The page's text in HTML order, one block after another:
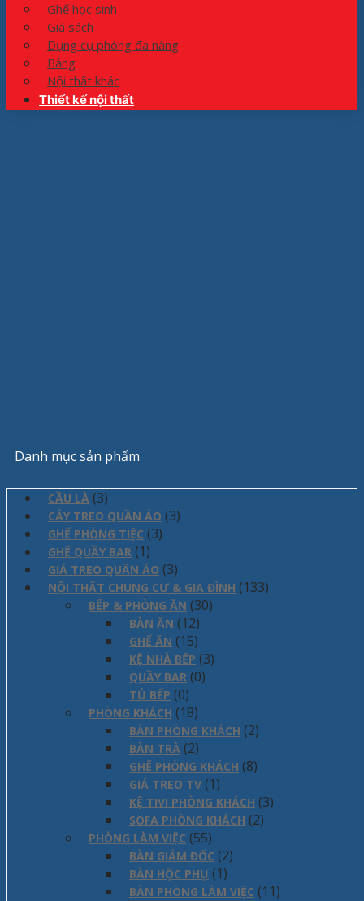
Ghế học sinh
Giá sách
Dụng cụ phòng đa năng
Bảng
Nội thất khác
Thiết kế nội thất
Danh mục sản phẩm
CẦU LÀ (3)
CÂY TREO QUẦN ÁO (3)
GHẾ PHÒNG TIỆC (3)
GHẾ QUẦY BAR (1)
GIÁ TREO QUẦN ÁO (3)
NỘI THẤT CHUNG CƯ & GIA ĐÌNH (133)
BẾP & PHÒNG ĂN (30)
BÀN ĂN (12)
GHẾ ĂN (15)
KỆ NHÀ BẾP (3)
QUẦY BAR (0)
TỦ BẾP (0)
PHÒNG KHÁCH (18)
BÀN PHÒNG KHÁCH (2)
BÀN TRÀ (2)
GHẾ PHÒNG KHÁCH (8)
GIÁ TREO TV (1)
KỆ TIVI PHÒNG KHÁCH (3)
SOFA PHÒNG KHÁCH (2)
PHÒNG LÀM VIỆC (55)
BÀN GIÁM ĐỐC (2)
BÀN HỘC PHỤ (1)
BÀN PHÒNG LÀM VIỆC (11)